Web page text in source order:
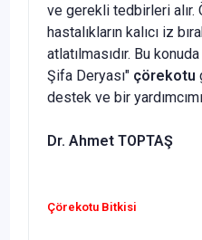
ve gerekli tedbirleri alır.
hastalıkların kalıcı iz
atlatılmasıdır. Bu
Şifa Deryası" çörekotu
destek ve bir
Dr. Ahmet TOPTAŞ
Çörekotu Bitkisi